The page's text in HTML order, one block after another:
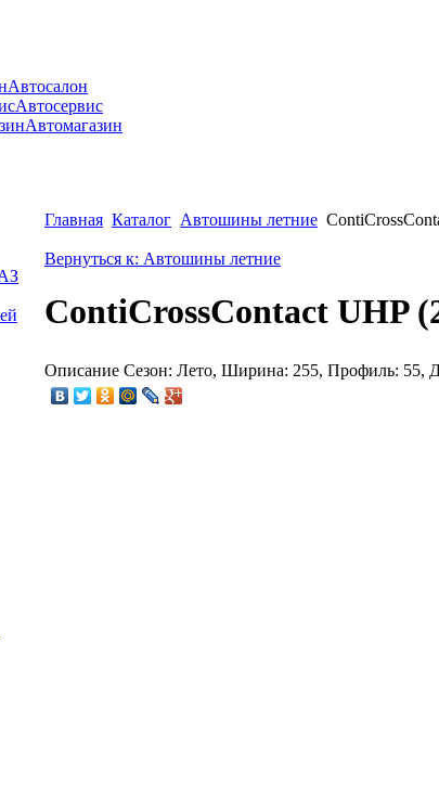
Автосалон
Автосервис
Автомагазин
Главная Каталог Автошины летние
Вернуться к: Автошины летние
ContiCrossContact UHP
Описание Сезон: Лето, Ширина: 255, Профиль: 55,